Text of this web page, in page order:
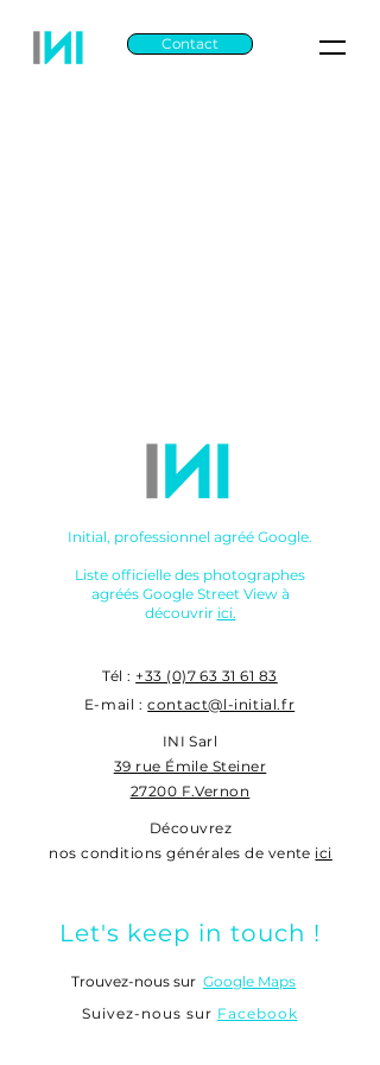
Contact
Initial, professionnel agréé Google.
Liste officielle des photographes
agréés Google Street View à
découvrir ici.
Tél : +33 (0)7 63 31 61 83
E-mail :contact@l-initial.fr
INI Sarl
39 rue Émile Steiner
27200 F.Vernon
Découvrez
nos conditions générales de vente ici
Let's keep in touch !
Trouvez-nous sur Google Maps
Suivez-nous sur Facebook